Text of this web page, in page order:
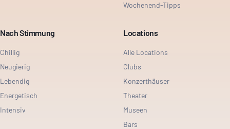
Wochenend-Tipps
Nach Stimmung
Chillig
Neugierig
Lebendig
Energetisch
Intensiv
Locations
Alle Locations
Clubs
Konzerthäuser
Theater
Museen
Bars